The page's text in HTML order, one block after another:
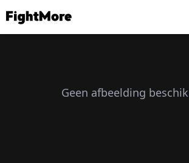
FightMore
Geen afbeelding